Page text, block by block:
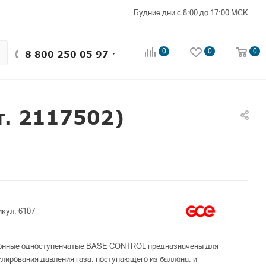
Будние дни с 8:00 до 17:00 МСК
8 800 250 05 97 0 0 0
2117502)
6107
одноступенчатые BASE CONTROL предназначены для
давления газа, поступающего из баллона, и